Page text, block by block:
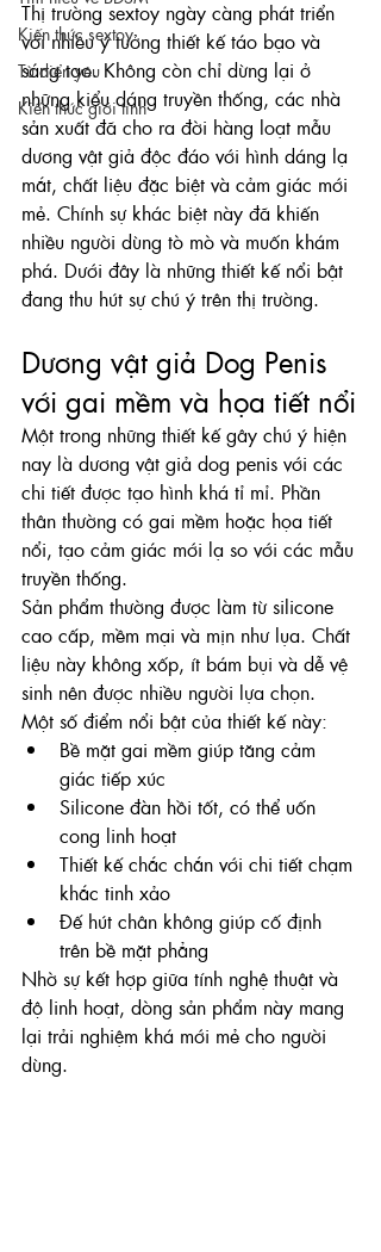
Kiến thức sextoy
Từ điển yêu
Kiến thức giới tính
Thị trường sextoy ngày càng phát triển
với nhiều ý tưởng thiết kế táo bạo và
sáng tạo. Không còn chỉ dừng lại ở
những kiểu dáng truyền thống, các nhà
sản xuất đã cho ra đời hàng loạt mẫu
dương vật giả độc đáo với hình dáng lạ
mắt, chất liệu đặc biệt và cảm giác mới
mẻ. Chính sự khác biệt này đã khiến
nhiều người dùng tò mò và muốn khám
phá. Dưới đây là những thiết kế nổi bật
đang thu hút sự chú ý trên thị trường.
Dương vật giả Dog Penis
với gai mềm và họa tiết nổi
Một trong những thiết kế gây chú ý hiện
nay là dương vật giả dog penis với các
chi tiết được tạo hình khá tỉ mỉ. Phần
thân thường có gai mềm hoặc họa tiết
nổi, tạo cảm giác mới lạ so với các mẫu
truyền thống.
Sản phẩm thường được làm từ silicone
cao cấp, mềm mại và mịn như lụa. Chất
liệu này không xốp, ít bám bụi và dễ vệ
sinh nên được nhiều người lựa chọn.
Một số điểm nổi bật của thiết kế này:
Bề mặt gai mềm giúp tăng cảm
giác tiếp xúc
Silicone đàn hồi tốt, có thể uốn
cong linh hoạt
Thiết kế chắc chắn với chi tiết chạm
khắc tinh xảo
Đế hút chân không giúp cố định
trên bề mặt phẳng
Nhờ sự kết hợp giữa tính nghệ thuật và
độ linh hoạt, dòng sản phẩm này mang
lại trải nghiệm khá mới mẻ cho người
dùng.